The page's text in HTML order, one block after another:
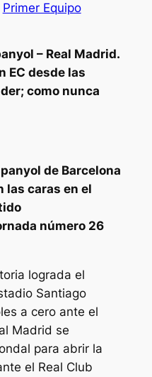
Primer Equipo
– Real Madrid.
EC desde las
como nunca
de Barcelona
las caras en el
número 26
lograda el
Santiago
a cero ante el
Madrid se
para abrir la
el Real Club